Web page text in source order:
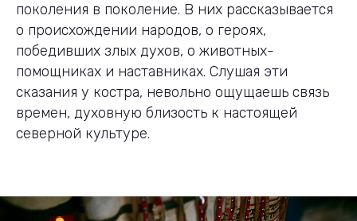
поколения в поколение. В них рассказывается
о происхождении народов, о героях,
победивших злых духов, о животных-
помощниках и наставниках. Слушая эти
сказания у костра, невольно ощущаешь связь
времен, духовную близость к настоящей
северной культуре.